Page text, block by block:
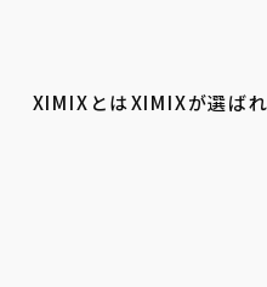
XIMIXとはXIMIXが選ば